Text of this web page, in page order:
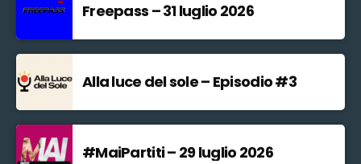
Freepass – 31 luglio 2026
Alla luce del sole – Episodio #3
#MaiPartiti – 29 luglio 2026